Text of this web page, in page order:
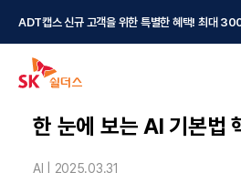
ADT캡스 신규 고객을 위한 특별한 혜택! 최대
한 눈에 보는 AI 기본법
AI | 2025.03.31